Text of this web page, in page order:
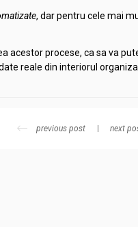
, dar pentru cele mai
acestor procese, ca sa va
reale din interiorul
previous post next